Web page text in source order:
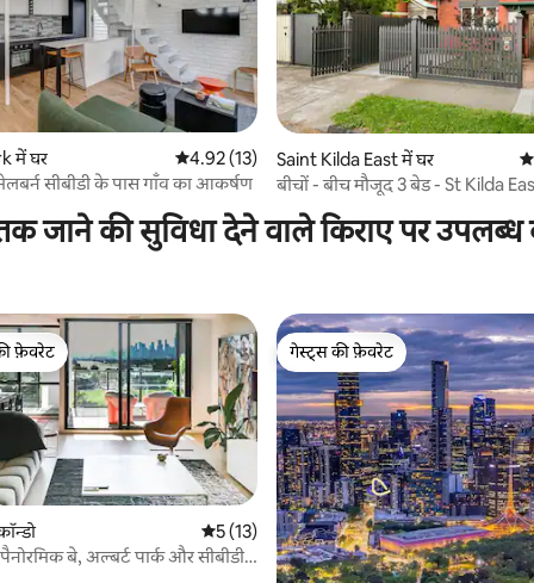
में घर औसत रेटिंग 5 में से 4.92, 13 समीक्षाएँ
4.92 (13)
सीबीडी के पास गाँव का आकर्षण
Saint Kilda East में घर
बीचों - बीच मौजूद 3 बेड - St Kilda
जाने की सुविधा देने वाले किराए पर उपलब्ध
फ़ेवरेट
फ़ेवरेट
औसत रेटिंग 5 में से 5, 13 समीक्षाएँ
5 (13)
बे, अल्बर्ट पार्क और सीबीडी
गेस्ट्स की फ़ेवरेट
गेस्ट्स की फ़ेवरेट